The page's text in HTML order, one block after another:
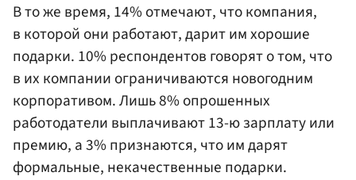
В то же время, 14% отмечают, что компания,
в которой они работают, дарит им хорошие
подарки. 10% респондентов говорят о том, что
в их компании ограничиваются новогодним
корпоративом. Лишь 8% опрошенных
работодатели выплачивают 13-ю зарплату или
премию, а 3% признаются, что им дарят
формальные, некачественные подарки.